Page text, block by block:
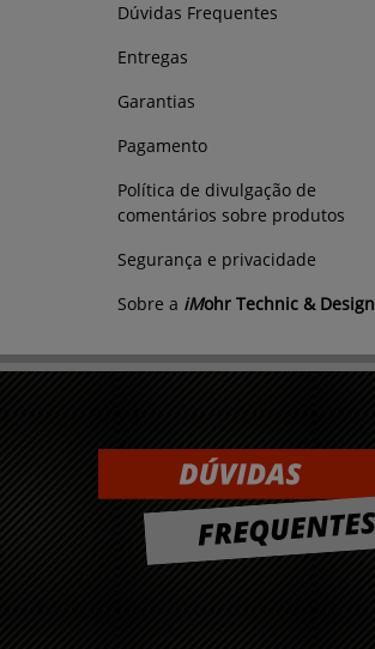
Dúvidas Frequentes
Entregas
Garantias
Pagamento
Política de divulgação de
comentários sobre produtos
Segurança e privacidade
Sobre a iMohr Technic & Design